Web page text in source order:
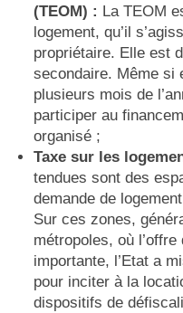
(TEOM) : La TEOM
logement, qu’il
propriétaire. Elle est
secondaire. Même si
plusieurs mois de
participer au
organisé ;
Taxe sur les
tendues sont des
demande de
Sur ces zones,
métropoles, où
importante, l’Etat a
pour inciter à la
dispositifs de